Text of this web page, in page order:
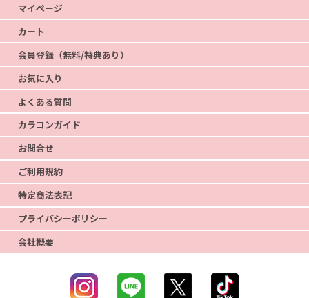
マイページ
カート
会員登録（無料/特典あり）
お気に入り
よくある質問
カラコンガイド
お問合せ
ご利用規約
特定商法表記
プライバシーポリシー
会社概要